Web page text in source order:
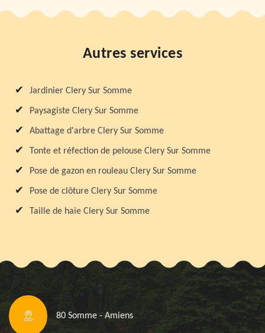
Autres services
Jardinier Clery Sur Somme
Paysagiste Clery Sur Somme
Abattage d'arbre Clery Sur Somme
Tonte et réfection de pelouse Clery Sur Somme
Pose de gazon en rouleau Clery Sur Somme
Pose de clôture Clery Sur Somme
Taille de haie Clery Sur Somme
80 Somme - Amiens